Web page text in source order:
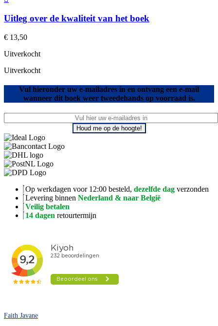
Uitleg over de kwaliteit van het boek
€ 13,50
Uitverkocht
Uitverkocht
Vul hieronder uw e-mailadres in en ontvang een e-mail
wanneer dit boek weer tweedehands op voorraad is.
Houd me op de hoogte!
Op werkdagen voor 12:00 besteld, dezelfde dag verzonden
Levering binnen Nederland & naar België
Veilig betalen
14 dagen retourtermijn
Faith Javane